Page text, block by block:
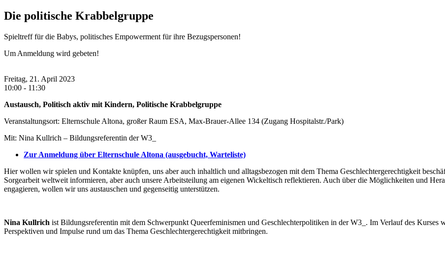
Die politische Krabbelgruppe
Spieltreff für die Babys, politisches Empowerment für ihre Bezugspersonen!
Um Anmeldung wird gebeten!
Freitag, 21. April 2023
10:00 - 11:30
Austausch, Politisch aktiv mit Kindern, Politische Krabbelgruppe
Veranstaltungsort: Elternschule Altona, großer Raum ESA, Max-Brauer-Allee 134 (Zugang Hospitalstr./Park)
Mit: Nina Kullrich – Bildungsreferentin der W3_
Zur Anmeldung über Elternschule Altona (ausgebucht, Warteliste)
Hier wollen wir spielen und Kontakte knüpfen, uns aber auch inhaltlich und alltagsbezogen mit dem Thema Geschlechtergerechtigkeit
Sorgearbeit weltweit informieren, aber auch unsere Arbeitsteilung am eigenen Wickeltisch reflektieren. Auch über die Möglichkeiten und
engagieren, wollen wir uns austauschen und gegenseitig unterstützen.
Nina Kullrich ist Bildungsreferentin mit dem Schwerpunkt Queerfeminismen und Geschlechterpolitiken in der W3_. Im Verlauf des Kurses
Perspektiven und Impulse rund um das Thema Geschlechtergerechtigkeit mitbringen.